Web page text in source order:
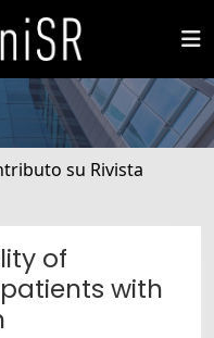
su Rivista
of
with